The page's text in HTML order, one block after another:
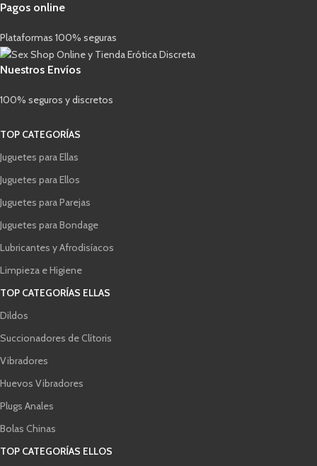
Pagos online
Plataformas 100% seguras
Nuestros Envíos
100% seguros y discretos
TOP CATEGORÍAS
Juguetes para Ellas
Juguetes para Ellos
Juguetes para Parejas
Juguetes para Bondage
Lubricantes y Afrodisíacos
Limpieza e Higiene
TOP CATEGORÍAS ELLAS
Dildos
Succionadores de Clítoris
Vibradores
Huevos Vibradores
Plugs Anales
Bolas Chinas
TOP CATEGORÍAS ELLOS